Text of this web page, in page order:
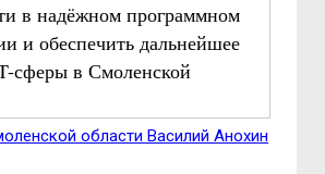
в надёжном программном
и обеспечить дальнейшее
сферы в Смоленской
области Василий Анохин